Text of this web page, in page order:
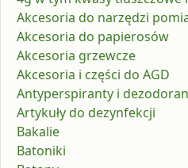
Akcesoria do narzędzi
Akcesoria do papierosów
Akcesoria grzewcze
Akcesoria i części do AGD
Antyperspiranty i
Artykuły do dezynfekcji
Bakalie
Batoniki